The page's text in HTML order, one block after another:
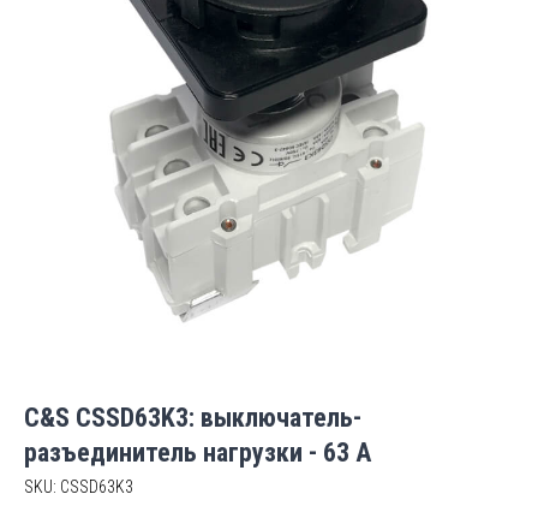
C&S CSSD63K3: выключатель-
разъединитель нагрузки - 63 А
SKU: CSSD63K3